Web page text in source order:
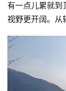
选
动
集
有一点儿累就到
视野更开阔。从